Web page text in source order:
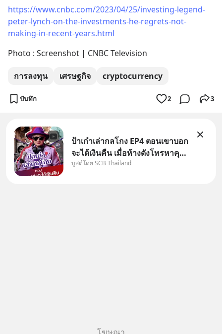
https://www.cnbc.com/2023/04/25/investing-legend-
peter-lynch-on-the-investments-he-regrets-not-
making-in-recent-years.html
Photo : Screenshot | CNBC Television
การลงทุน เศรษฐกิจ cryptocurrency
บันทึก 2 3
ป้าเก๋าเล่ากลโกง EP4 ตอนเขาบอก
จะได้เงินคืน เมื่อห้างดังโทรหาคุณ
วิยะดา แจ้งเรื่องเคลมสินค้าแล้ว
บูสต์โดย SCB Thailand